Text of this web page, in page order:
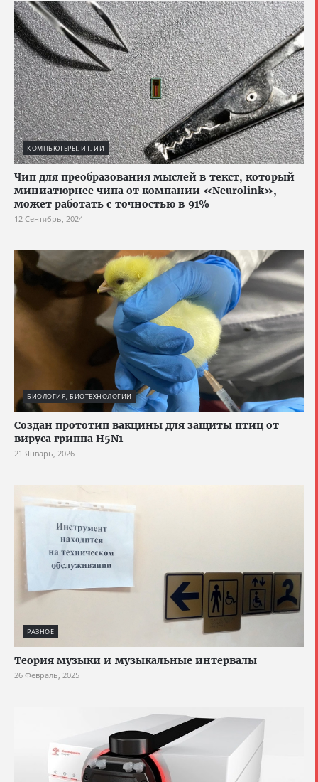
КОМПЬЮТЕРЫ, ИТ, ИИ
Чип для преобразования мыслей в текст, который
миниатюрнее чипа от компании «Neurolink»,
может работать с точностью в 91%
12 Сентябрь, 2024
БИОЛОГИЯ, БИОТЕХНОЛОГИИ
Создан прототип вакцины для защиты птиц от
вируса гриппа H5N1
21 Январь, 2026
РАЗНОЕ
Теория музыки и музыкальные интервалы
26 Февраль, 2025